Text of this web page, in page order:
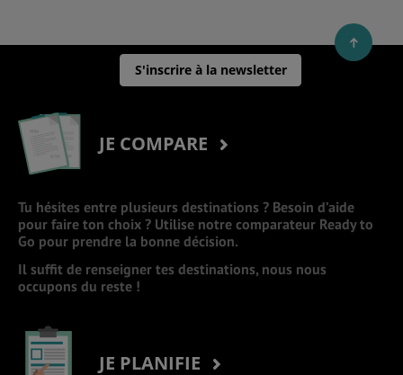
S'inscrire à la newsletter
JE COMPARE
Tu hésites entre plusieurs destinations ? Besoin d’aide
pour faire ton choix ? Utilise notre comparateur Ready to
Go pour prendre la bonne décision.
Il suffit de renseigner tes destinations, nous nous
occupons du reste !
JE PLANIFIE